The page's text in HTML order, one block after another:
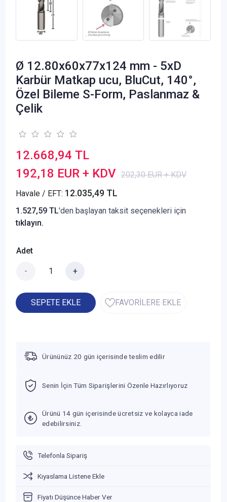
Ø 12.80x60x77x124 mm - 5xD
Karbür Matkap ucu, BluCut, 140°,
Özel Bileme S-Form, Paslanmaz &
Çelik
12.668,94 TL
192,18 EUR + KDV 202,30 EUR + KDV
Havale / EFT: 12.035,49 TL
1.527,59 TL'den başlayan taksit seçenekleri için
tıklayın.
Adet
- +
SEPETE EKLE FAVORİLERE EKLE
Ürününüz 20 gün içerisinde teslim edilir
Senin İçin Tüm Siparişlerini Özenle Hazırlıyoruz
Ürünü 14 gün içerisinde ücretsiz ve kolayca iade
edebilirsiniz.
Telefonla Sipariş
Kıyaslama Listene Ekle
Fiyatı Düşünce Haber Ver